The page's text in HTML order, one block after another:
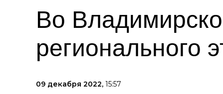
Во
регионального
09 декабря 2022, 15:57